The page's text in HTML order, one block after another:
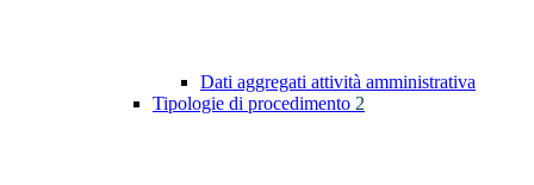
Dati aggregati attività amministrativa
Tipologie di procedimento 2